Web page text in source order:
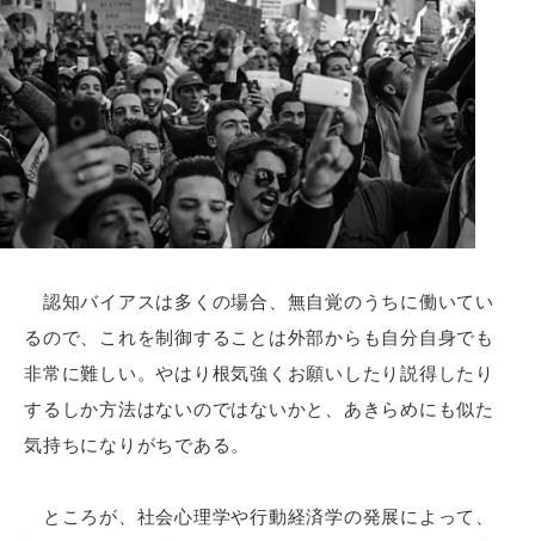
認知バイアスは多くの場合、無自覚のうちに働いてい
るので、これを制御することは外部からも自分自身でも
非常に難しい。やはり根気強くお願いしたり説得したり
するしか方法はないのではないかと、あきらめにも似た
気持ちになりがちである。
ところが、社会心理学や行動経済学の発展によって、